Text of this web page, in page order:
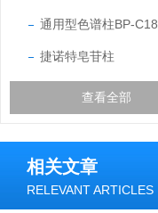
通用型色谱柱BP-C18
捷诺特皂苷柱
查看全部
相关文章
RELEVANT ARTICLES